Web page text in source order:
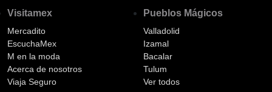
Visitamex
Mercadito
EscuchaMex
M en la moda
Acerca de nosotros
Viaja Seguro
Pueblos Mágicos
Valladolid
Izamal
Bacalar
Tulum
Ver todos